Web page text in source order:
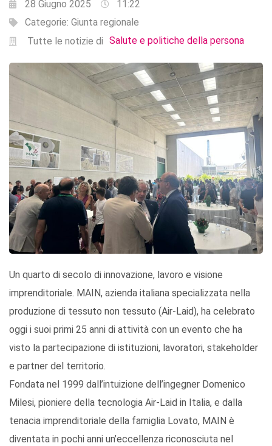
28 Giugno 2025
11:22
Categorie: Giunta regionale
Tutte le notizie di Salute e politiche della persona
Un quarto di secolo di innovazione, lavoro e visione
imprenditoriale. MAIN, azienda italiana specializzata nella
produzione di tessuto non tessuto (Air-Laid), ha celebrato
oggi i suoi primi 25 anni di attività con un evento che ha
visto la partecipazione di istituzioni, lavoratori, stakeholder
e partner del territorio.
Fondata nel 1999 dall’intuizione dell’ingegner Domenico
Milesi, pioniere della tecnologia Air-Laid in Italia, e dalla
tenacia imprenditoriale della famiglia Lovato, MAIN è
diventata in pochi anni un’eccellenza riconosciuta nel